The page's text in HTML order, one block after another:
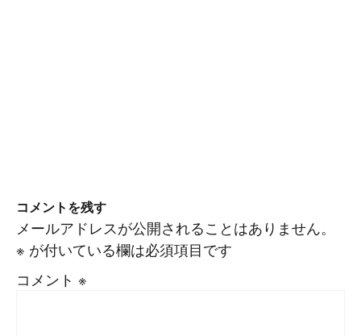
コメントを残す
メールアドレスが公開されることはありません。
※ が付いている欄は必須項目です
コメント ※